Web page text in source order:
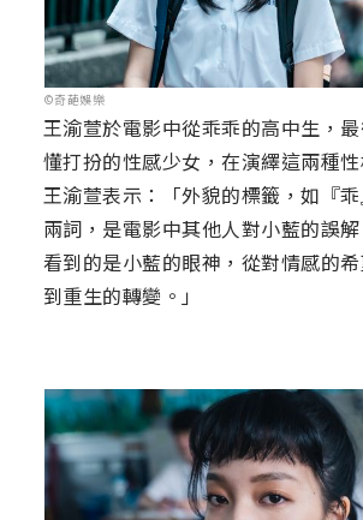
©奇葩娛樂
王渝萱於電影中從乖乖的高中生，
懂打扮的性感少女，在演繹這兩種性
王渝萱表示：「外貌的標籤，如『乖
兩詞，是電影中其他人對小藍的誤
看到的是小藍的眼神，從對情感的
到重生的轉變。」